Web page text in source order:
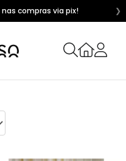
nas compras via pix! ❯